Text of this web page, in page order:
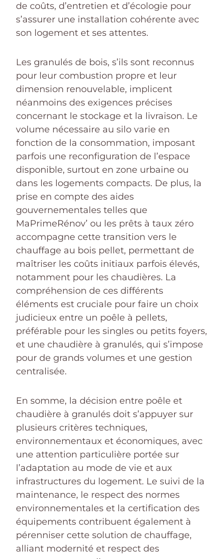
de coûts, d’entretien et d’écologie pour
s’assurer une installation cohérente avec
son logement et ses attentes.
Les granulés de bois, s’ils sont reconnus
pour leur combustion propre et leur
dimension renouvelable, implicent
néanmoins des exigences précises
concernant le stockage et la livraison. Le
volume nécessaire au silo varie en
fonction de la consommation, imposant
parfois une reconfiguration de l’espace
disponible, surtout en zone urbaine ou
dans les logements compacts. De plus, la
prise en compte des aides
gouvernementales telles que
MaPrimeRénov’ ou les prêts à taux zéro
accompagne cette transition vers le
chauffage au bois pellet, permettant de
maîtriser les coûts initiaux parfois élevés,
notamment pour les chaudières. La
compréhension de ces différents
éléments est cruciale pour faire un choix
judicieux entre un poêle à pellets,
préférable pour les singles ou petits foyers,
et une chaudière à granulés, qui s’impose
pour de grands volumes et une gestion
centralisée.
En somme, la décision entre poêle et
chaudière à granulés doit s’appuyer sur
plusieurs critères techniques,
environnementaux et économiques, avec
une attention particulière portée sur
l’adaptation au mode de vie et aux
infrastructures du logement. Le suivi de la
maintenance, le respect des normes
environnementales et la certification des
équipements contribuent également à
pérenniser cette solution de chauffage,
alliant modernité et respect des